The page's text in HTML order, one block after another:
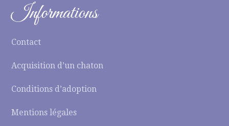
Informations
Contact
Acquisition d’un chaton
Conditions d’adoption
Mentions légales